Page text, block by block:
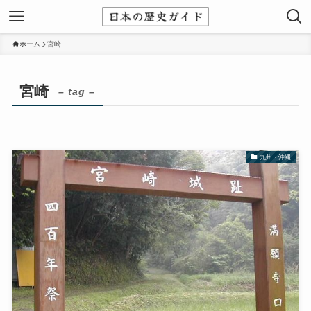
ホーム 宮崎
宮崎 – tag –
九州・沖縄